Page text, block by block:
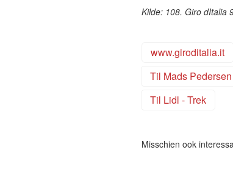
Kilde: 108. Giro dItalia
www.giroditalia.it
Til Mads Pedersen
Til Lidl - Trek
Misschien ook